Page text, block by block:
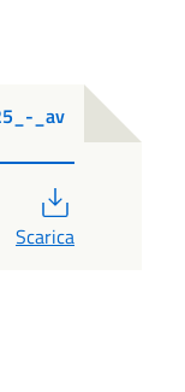
_av
Scarica